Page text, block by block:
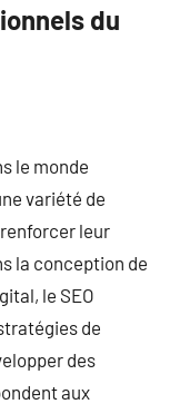
du
le monde
variété de
leur
la conception de
le SEO
de
des
aux